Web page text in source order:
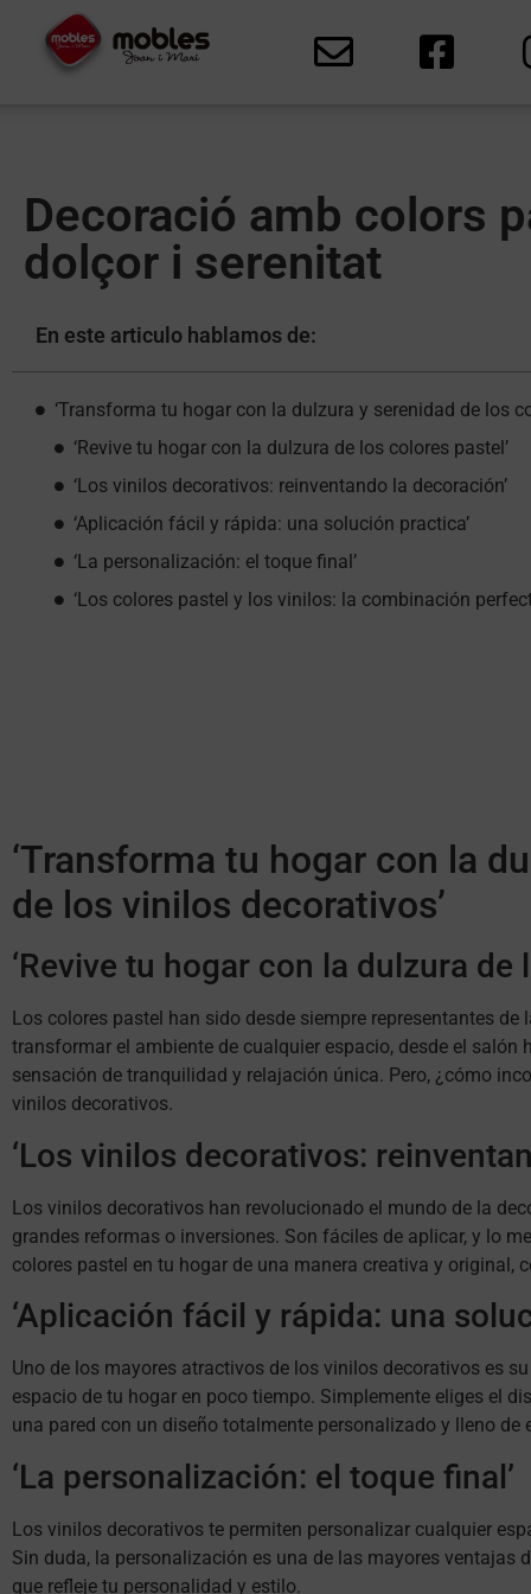
Decoració amb colors
dolçor i serenitat
En este articulo hablamos de:
‘Transforma tu hogar con la dulzura y serenidad de los
‘Revive tu hogar con la dulzura de los colores pastel’
‘Los vinilos decorativos: reinventando la decoración’
‘Aplicación fácil y rápida: una solución practica’
‘La personalización: el toque final’
‘Los colores pastel y los vinilos: la combinación
‘Transforma tu hogar con la
de los vinilos decorativos’
‘Revive tu hogar con la dulzura de
Los colores pastel han sido desde siempre representantes
transformar el ambiente de cualquier espacio, desde el
sensación de tranquilidad y relajación única. Pero, ¿cómo
vinilos decorativos.
‘Los vinilos decorativos:
Los vinilos decorativos han revolucionado el mundo de la
grandes reformas o inversiones. Son fáciles de aplicar, y lo
colores pastel en tu hogar de una manera creativa y original,
‘Aplicación fácil y rápida: una
Uno de los mayores atractivos de los vinilos decorativos es
espacio de tu hogar en poco tiempo. Simplemente eliges el
una pared con un diseño totalmente personalizado y lleno de
‘La personalización: el toque final’
Los vinilos decorativos te permiten personalizar cualquier
Sin duda, la personalización es una de las mayores ventajas
que refleje tu personalidad y estilo.